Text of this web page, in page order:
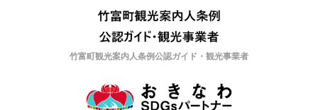
竹富町観光案内人条例公認ガイド・観光事業者